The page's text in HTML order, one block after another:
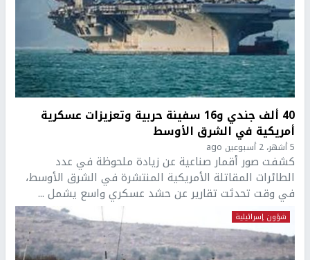
40 ألف جندي و16 سفينة حربية وتعزيزات عسكرية
أمريكية في الشرق الأوسط
5 أشهر، 2 أسبوعين ago
كشفت صور أقمار صناعية عن زيادة ملحوظة في عدد
الطائرات المقاتلة الأمريكية المنتشرة في الشرق الأوسط،
في وقت تحدثت تقارير عن حشد عسكري واسع يشمل ...
شؤون إسرائيلية